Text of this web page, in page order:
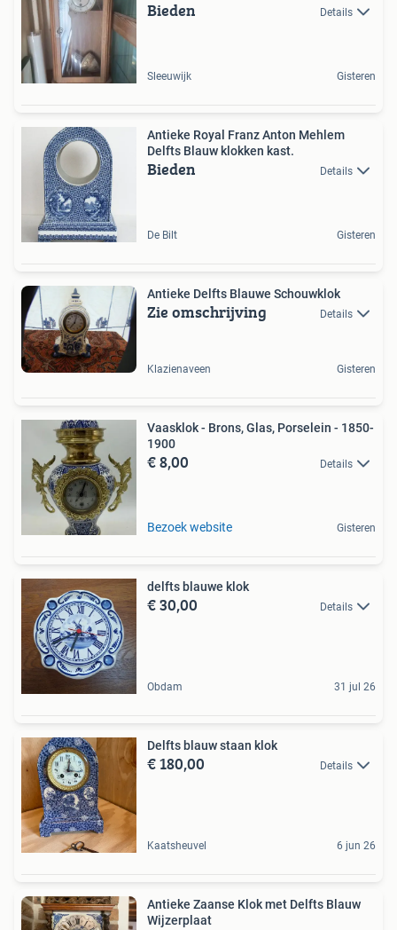
Bieden Details
Sleeuwijk Gisteren
Antieke Royal Franz Anton Mehlem
Delfts Blauw klokken kast.
Bieden Details
De Bilt Gisteren
Antieke Delfts Blauwe Schouwklok
Zie omschrijving Details
Klazienaveen Gisteren
Vaasklok - Brons, Glas, Porselein - 1850-
1900
€ 8,00 Details
Bezoek website Gisteren
delfts blauwe klok
€ 30,00 Details
Obdam 31 jul 26
Delfts blauw staan klok
€ 180,00 Details
Kaatsheuvel 6 jun 26
Antieke Zaanse Klok met Delfts Blauw
Wijzerplaat